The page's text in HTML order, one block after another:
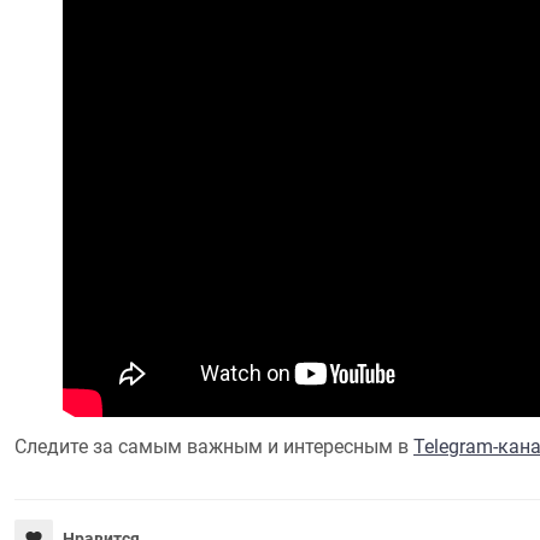
Следите за самым важным и интересным в Telegram-